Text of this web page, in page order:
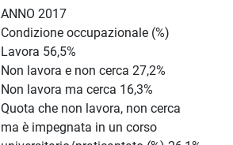
ANNO 2017
Condizione occupazionale (%)
Lavora 56,5%
Non lavora e non cerca 27,2%
Non lavora ma cerca 16,3%
Quota che non lavora, non cerca
ma è impegnata in un corso